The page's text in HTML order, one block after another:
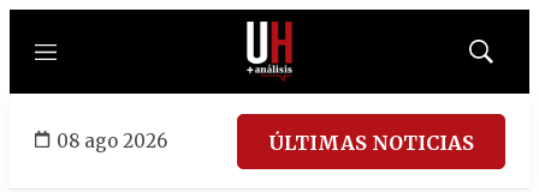
Menú
Mostrar
08 ago 2026 ÚLTIMAS NOTICIAS